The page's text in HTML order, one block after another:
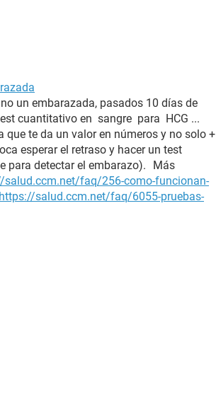
un embarazada, pasados 10 días de
cuantitativo en sangre para HCG ...
que te da un valor en números y no solo +
esperar el retraso y hacer un test
para detectar el embarazo). Más
salud.ccm.net/faq/256-como-funcionan-
https://salud.ccm.net/faq/6055-pruebas-